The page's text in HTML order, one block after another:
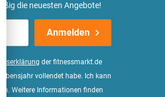
die neuesten Angebote!
Anmelden
der fitnessmarkt.de
vollendet habe. Ich kann
Weitere Informationen finden